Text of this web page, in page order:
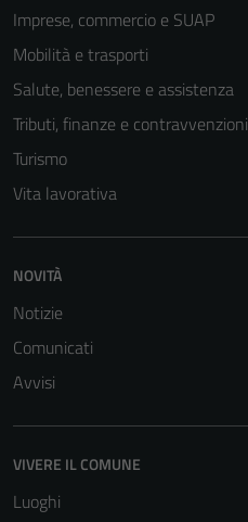
Imprese, commercio e SUAP
Mobilità e trasporti
Salute, benessere e assistenza
Tributi, finanze e contravvenzioni
Turismo
Vita lavorativa
NOVITÀ
Notizie
Comunicati
Avvisi
VIVERE IL COMUNE
Luoghi